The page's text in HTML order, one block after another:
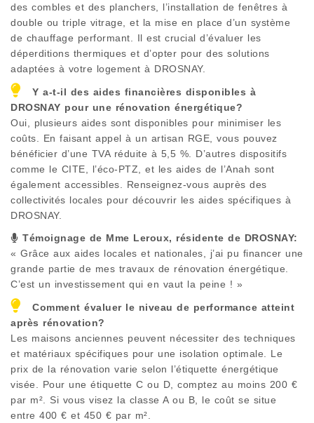
des combles et des planchers, l’installation de fenêtres à
double ou triple vitrage, et la mise en place d’un système
de chauffage performant. Il est crucial d’évaluer les
déperditions thermiques et d’opter pour des solutions
adaptées à votre logement à DROSNAY.
Y a-t-il des aides financières disponibles à
DROSNAY pour une rénovation énergétique?
Oui, plusieurs aides sont disponibles pour minimiser les
coûts. En faisant appel à un artisan RGE, vous pouvez
bénéficier d’une TVA réduite à 5,5 %. D’autres dispositifs
comme le CITE, l’éco-PTZ, et les aides de l’Anah sont
également accessibles. Renseignez-vous auprès des
collectivités locales pour découvrir les aides spécifiques à
DROSNAY.
Témoignage de Mme Leroux, résidente de DROSNAY:
« Grâce aux aides locales et nationales, j’ai pu financer une
grande partie de mes travaux de rénovation énergétique.
C’est un investissement qui en vaut la peine ! »
Comment évaluer le niveau de performance atteint
après rénovation?
Les maisons anciennes peuvent nécessiter des techniques
et matériaux spécifiques pour une isolation optimale. Le
prix de la rénovation varie selon l’étiquette énergétique
visée. Pour une étiquette C ou D, comptez au moins 200 €
par m². Si vous visez la classe A ou B, le coût se situe
entre 400 € et 450 € par m².